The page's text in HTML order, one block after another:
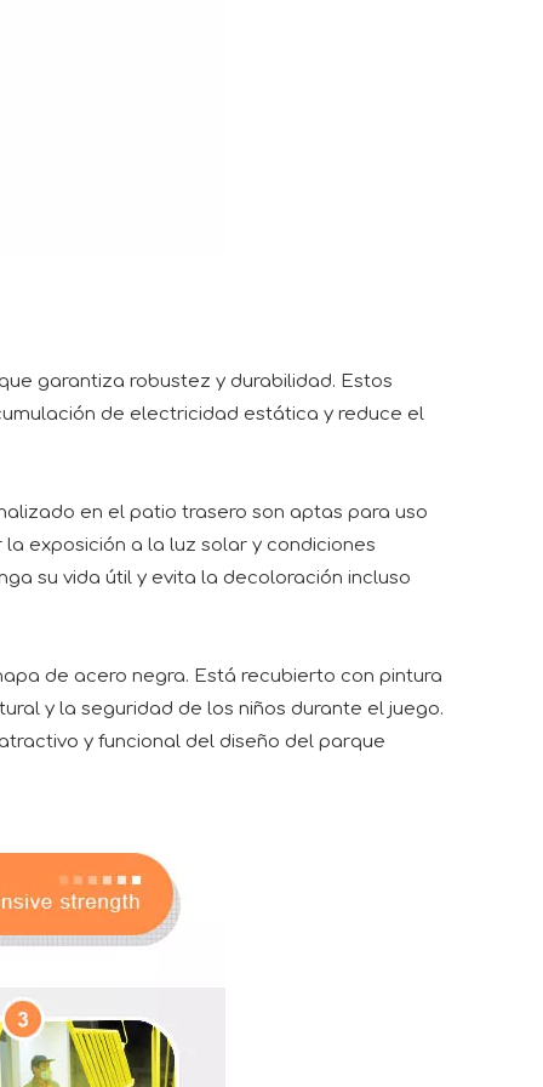
garantiza robustez y durabilidad. Estos
de electricidad estática y reduce el
en el patio trasero son aptas para uso
exposición a la luz solar y condiciones
su vida útil y evita la decoloración incluso
de acero negra. Está recubierto con pintura
y la seguridad de los niños durante el juego.
y funcional del diseño del parque